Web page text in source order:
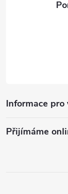
Informace pro
Přijímáme